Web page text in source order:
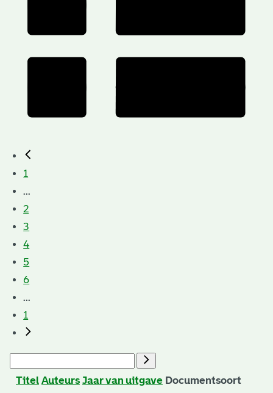
1
...
2
3
4
5
6
...
1
Titel Auteurs Jaar van uitgave Documentsoort